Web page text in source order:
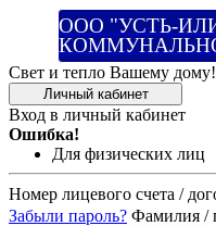
ООО "УСТЬ-
Свет и тепло Вашему дому!
Личный кабинет
Вход в личный кабинет
Ошибка!
Для физических лиц
Номер лицевого счета /
Забыли пароль? Фамилия /